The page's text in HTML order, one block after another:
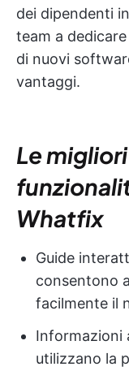
dei dipendenti
team a
di nuovi
vantaggi.
Le migliori
Whatfix
Guide
consentono
facilmente il
Informazioni
utilizzano la